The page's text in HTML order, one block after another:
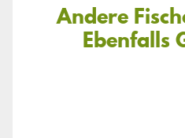
Andere
Ebenfalls